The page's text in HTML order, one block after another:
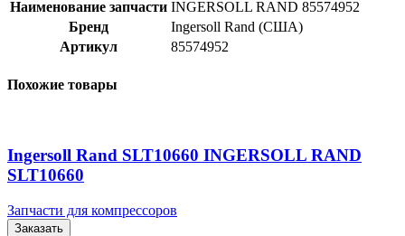
Наименование запчасти INGERSOLL RAND 85574952
Бренд
Ingersoll Rand (США)
Артикул
85574952
Похожие товары
Ingersoll Rand SLT10660 INGERSOLL RAND
SLT10660
Запчасти для компрессоров
Заказать